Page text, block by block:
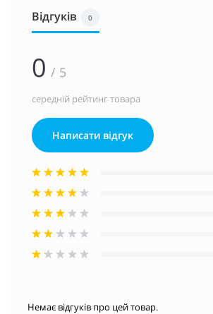
Відгуків 0
0 / 5
середній рейтинг товара
Написати відгук
Немає відгуків про цей товар.